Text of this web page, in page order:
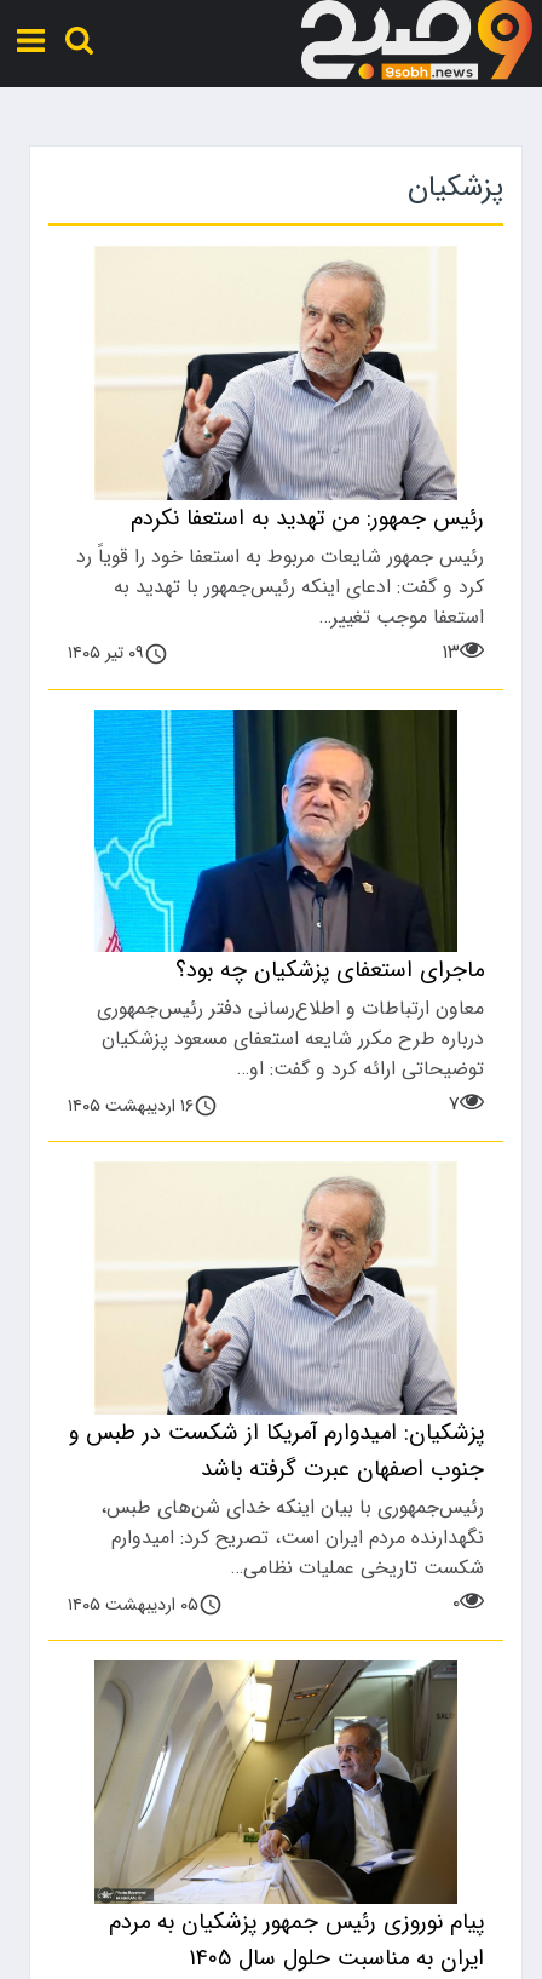
پزشکیان
رئیس جمهور: من تهدید به استعفا نکردم
رئیس جمهور شایعات مربوط به استعفا خود را قویاً رد
کرد و گفت: ادعای اینکه رئیس‌جمهور با تهدید به
استعفا موجب تغییر…
۱۳
۰۹ تیر ۱۴۰۵
ماجرای استعفای پزشکیان چه بود؟
معاون ارتباطات و اطلاع‌رسانی دفتر رئیس‌جمهوری
درباره طرح مکرر شایعه استعفای مسعود پزشکیان
توضیحاتی ارائه کرد و گفت: او…
۷
۱۶ اردیبهشت ۱۴۰۵
پزشکیان: امیدوارم آمریکا از شکست در طبس و
جنوب اصفهان عبرت گرفته باشد
رئیس‌جمهوری با بیان اینکه خدای شن‌های طبس،
نگهدارنده مردم ایران است، تصریح کرد: امیدوارم
شکست‌ تاریخی عملیات نظامی…
۰
۰۵ اردیبهشت ۱۴۰۵
پیام نوروزی رئیس جمهور پزشکیان به مردم
ایران به مناسبت حلول سال ۱۴۰۵